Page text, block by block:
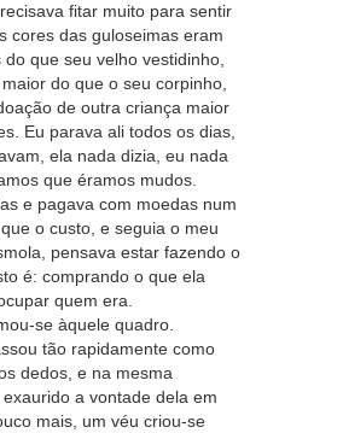
fitar muito para sentir
cores das guloseimas eram
que seu velho vestidinho,
do que o seu corpinho,
de outra criança maior
Eu parava ali todos os dias,
ela nada dizia, eu nada
que éramos mudos.
e pagava com moedas num
o custo, e seguia o meu
pensava estar fazendo o
é: comprando o que ela
quem era.
se àquele quadro.
tão rapidamente como
dedos, e na mesma
a vontade dela em
mais, um véu criou-se